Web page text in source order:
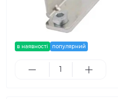
в наявності популярний